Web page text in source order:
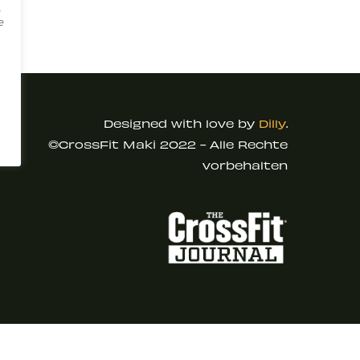
Designed with love by Dilly.
©CrossFit Maki 2022 - Alle Rechte
vorbehalten